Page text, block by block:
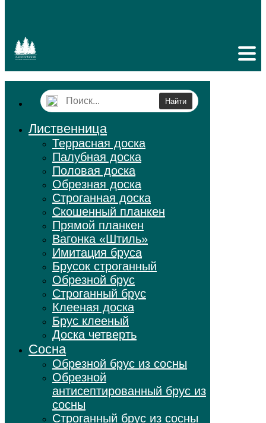
Лиственница
Террасная доска
Палубная доска
Половая доска
Обрезная доска
Строганная доска
Скошенный планкен
Прямой планкен
Вагонка «Штиль»
Имитация бруса
Брусок строганный
Обрезной брус
Строганный брус
Клееная доска
Брус клееный
Доска четверть
Сосна
Обрезной брус из сосны
Обрезной
антисептированный брус из
сосны
Строганный брус из сосны